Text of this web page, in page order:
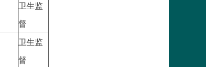
卫生监
督
卫生监
督